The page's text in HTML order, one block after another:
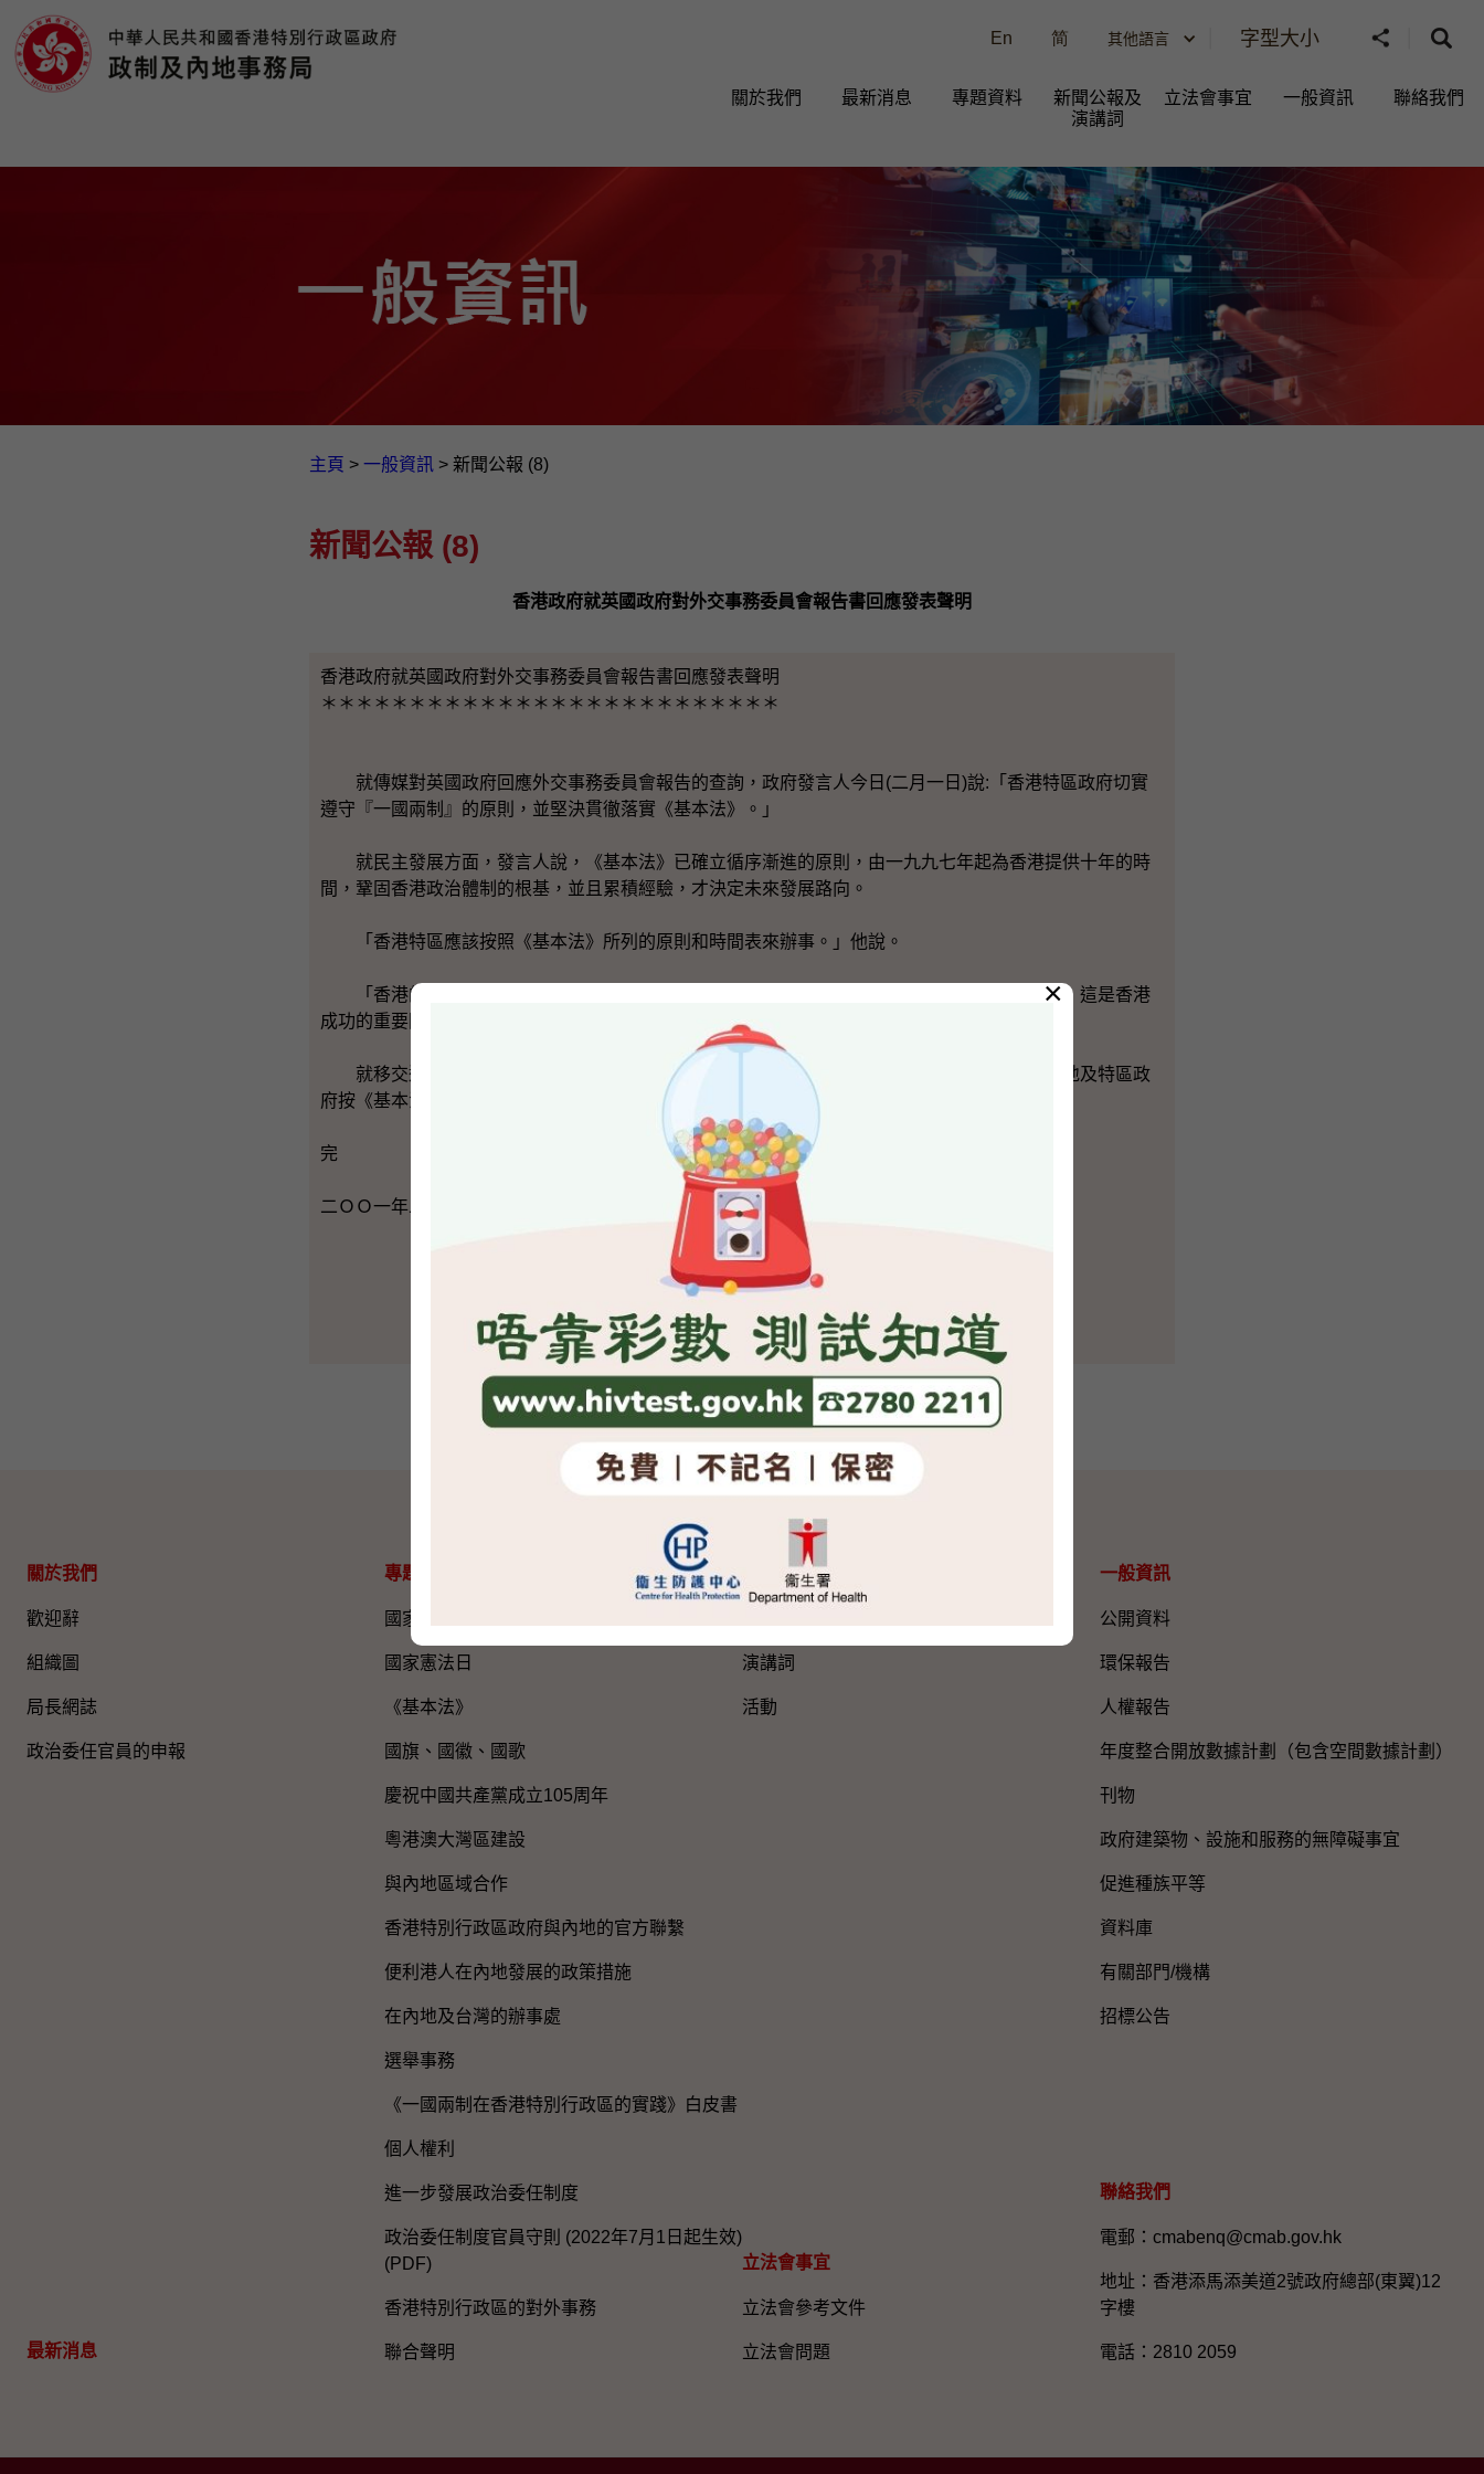
En 简 其他語言 字型大小
關於我們 最新消息 專題資料
新聞公報及
演講詞
立法會事宜 一般資訊​ 聯絡我們
主頁 > 一般資訊​ > 新聞公報 (8)
新聞公報 (8)
香港政府就英國政府對外交事務委員會報告書回應發表聲明
香港政府就英國政府對外交事務委員會報告書回應發表聲明
＊＊＊＊＊＊＊＊＊＊＊＊＊＊＊＊＊＊＊＊＊＊＊＊＊＊
就傳媒對英國政府回應外交事務委員會報告的查詢，政府發言人今日(二月一日)說:「香港特區政府切實
遵守『一國兩制』的原則，並堅決貫徹落實《基本法》。」
就民主發展方面，發言人說，《基本法》已確立循序漸進的原則，由一九九七年起為香港提供十年的時
間，鞏固香港政治體制的根基，並且累積經驗，才決定未來發展路向。
「香港特區應該按照《基本法》所列的原則和時間表來辦事。」他說。
「香港的新聞自由、言論自由和出版自由均受《基本法》的保障。我們會致力維護這些自由，這是香港
成功的重要因素。」發言人補充。
就移交逃犯安排方面，發言人強調香港特區政府明白有關問題的重要性。移交逃犯安排是內地及特區政
府按《基本法》的有關條文所處理的事宜。我們與內地有關當局繼續進行商討。
完
二ＯＯ一年二月一日（星期四）
關於我們
歡迎辭
組織圖​
局長網誌
政治委任官員的申報
最新消息
專題資料
國家五年規劃
國家憲法日
《基本法》
國旗、國徽、國歌
慶祝中國共產黨成立105周年
粵港澳大灣區建設
與內地區域合作
香港特別行政區政府與內地的官方聯繫
便利港人在內地發展的政策措施
在內地及台灣的辦事處
選舉事務
《一國兩制在香港特別行政區的實踐》白皮書
個人權利
進一步發展政治委任制度
政治委任制度官員守則 (2022年7月1日起生效)
(PDF)
香港特別行政區的對外事務
聯合聲明
新聞公報及演講詞
演講詞
活動
立法會事宜
立法會參考文件
立法會問題
一般資訊​
公開資料
環保報告
人權報告
年度整合開放數據計劃（包含空間數據計劃）
刊物
政府建築物、設施和服務的無障礙事宜
促進種族平等
資料庫
有關部門/機構
招標公告
聯絡我們
電郵：cmabenq@cmab.gov.hk​
地址：香港添馬添美道2號政府總部(東翼)12
字樓
電話：2810 2059
×